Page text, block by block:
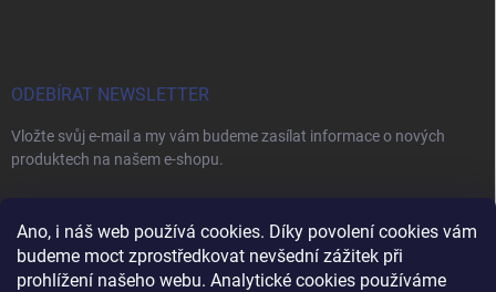
Ano, i náš web používá cookies. Díky povolení cookies vám
budeme moct zprostředkovat nevšední zážitek při
prohlížení našeho webu. Analytické cookies používáme
ODEBÍRAT NEWSLETTER
Vložte svůj e-mail a my vám budeme zasílat informace o nových
produktech na našem e-shopu.
E-MAIL